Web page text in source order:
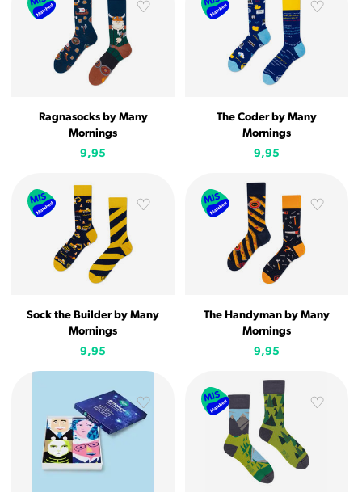
Ragnasocks by Many
Mornings
9,95
The Coder by Many
Mornings
9,95
Sock the Builder by Many
Mornings
9,95
The Handyman by Many
Mornings
9,95